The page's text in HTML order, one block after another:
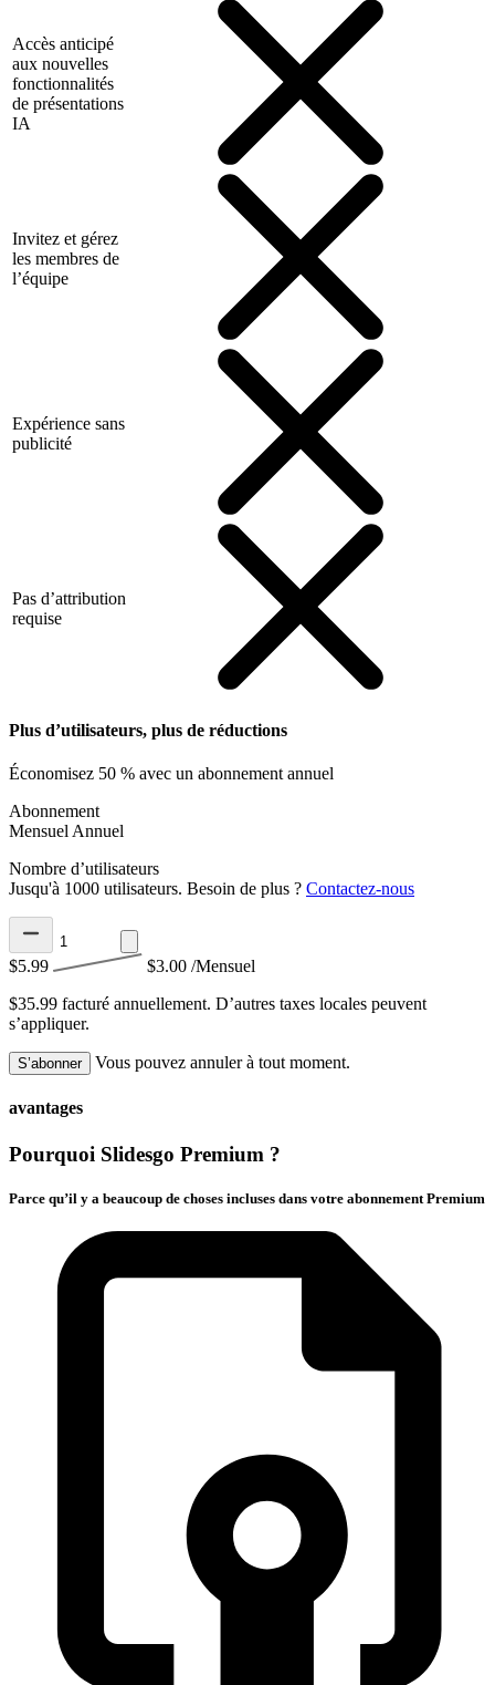
Accès anticipé
aux nouvelles
fonctionnalités
de présentations
IA
Invitez et gérez
les membres de
l’équipe
Expérience sans
publicité
Pas d’attribution
requise
Plus d’utilisateurs, plus de réductions
Économisez 50 % avec un abonnement annuel
Abonnement
Mensuel Annuel
Nombre d’utilisateurs
Jusqu'à 1000 utilisateurs. Besoin de plus ? Contactez-nous
$5.99 $3.00 /Mensuel
$35.99 facturé annuellement. D’autres taxes locales peuvent
s’appliquer.
S’abonner Vous pouvez annuler à tout moment.
avantages
Pourquoi Slidesgo Premium ?
Parce qu’il y a beaucoup de choses incluses dans votre abonnement Premium